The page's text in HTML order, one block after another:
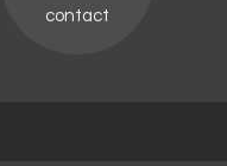
contact